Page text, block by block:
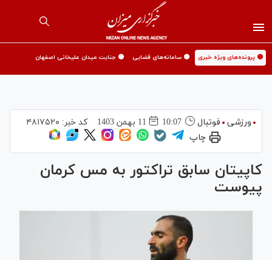
🟡 پرونده‌های ویژه خبری 🟡 سامانه‌های قضایی 🟡 جنایت میدان علیخانی اصفهان
ورزشی فوتبال 10:07 11 بهمن 1403 کد خبر: ۴۸۱۷۵۲۰
چاپ
کاپیتان سابق تراکتور به مس کرمان
پیوست